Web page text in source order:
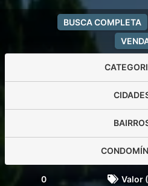
BUSCA COMPLETA
0 Valor